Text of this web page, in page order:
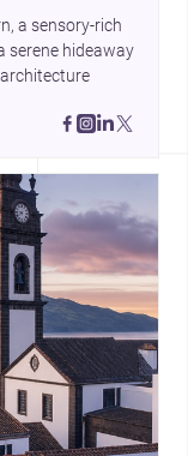
a sensory-rich
serene hideaway